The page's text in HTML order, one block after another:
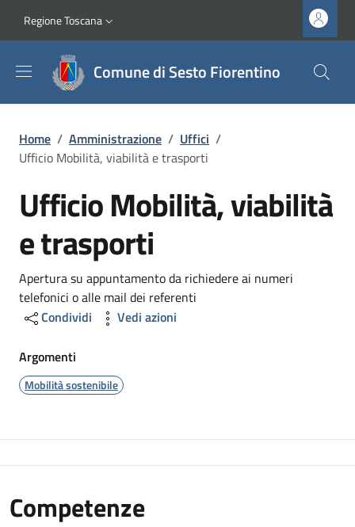
Slim top
Regione Toscana
Comune di Sesto Fiorentino
Briciole di pane
Home / Amministrazione / Uffici /
Ufficio Mobilità, viabilità e trasporti
Ufficio Mobilità, viabilità
e trasporti
Dettagli
Apertura su appuntamento da richiedere ai numeri
telefonici o alle mail dei referenti
Condividi
Vedi azioni
Argomenti
Mobilità sostenibile
Competenze